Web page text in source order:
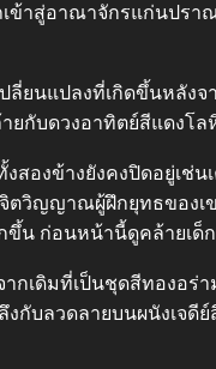
ข้าสู่อาณาจักรแก่นปร
ยนแปลงที่เกิดขึ้นหลัง
บดวงอาทิตย์สีแดงโล
องข้างยังคงปิดอยู่เช่
วิญญาณผู้ฝึกยุทธของเ
ขึ้น ก่อนหน้านี้ดูคล้ายเ
เดิมที่เป็นชุดสีทองอร่
บลวดลายบนผนังเจดี